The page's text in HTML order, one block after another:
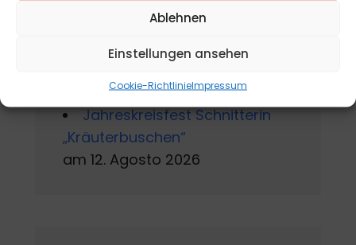
Ablehnen
Einstellungen ansehen
Cookie-RichtlinieImpressum
Kärntner Kindermalschule in St.
am 10. Agosto 2026 - 15. Agosto
Jahreskreisfest Schnitterin
„Kräuterbuschen“
am 12. Agosto 2026